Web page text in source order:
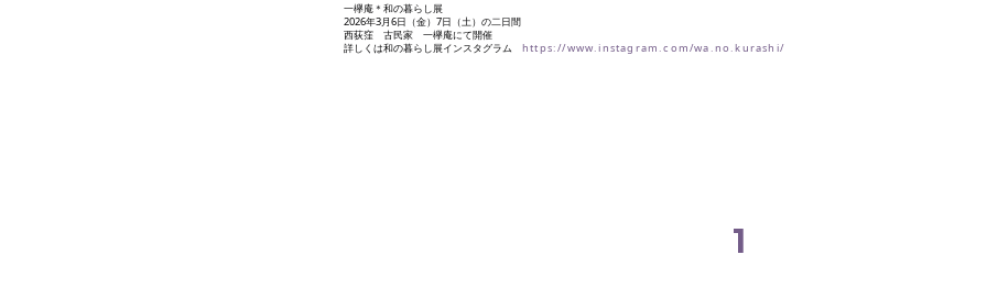
一欅庵＊和の暮らし展
2026年3月6日（金）7日（土）の二日間
西荻窪 古民家 一欅庵にて開催
詳しくは和の暮らし展インスタグラム https://www.instagram.com/wa.no.kurashi/
1